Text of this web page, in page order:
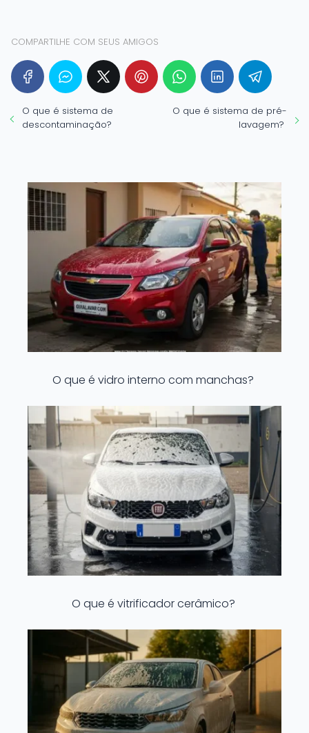
COMPARTILHE COM SEUS AMIGOS
O que é sistema de
descontaminação?
O que é sistema de pré-
lavagem?
O que é vidro interno com manchas?
O que é vitrificador cerâmico?